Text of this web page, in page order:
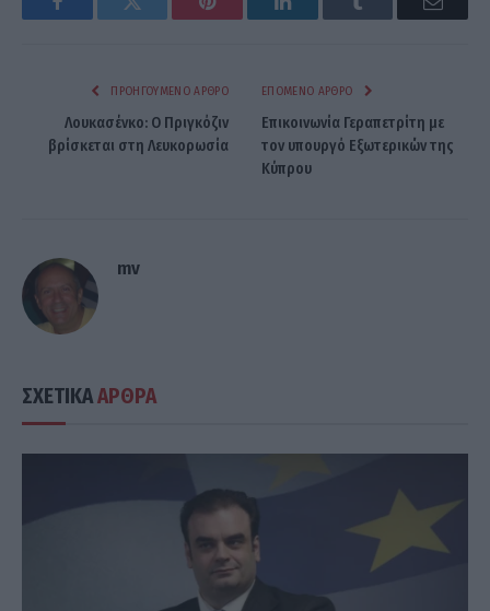
FacebookTwitter Pinterest LinkedInTumblr Email
ΠΡΟΗΓΟΎΜΕΝΟ ΆΡΘΡΟ
Λουκασένκο: Ο Πριγκόζιν
βρίσκεται στη Λευκορωσία
ΕΠΌΜΕΝΟ ΆΡΘΡΟ
Επικοινωνία Γεραπετρίτη με
τον υπουργό Εξωτερικών της
Κύπρου
mv
ΣΧΕΤΙΚΑΑΡΘΡΑ